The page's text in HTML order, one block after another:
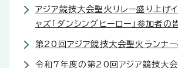
アジア競技大会聖火リレー盛り上げ
ャズ「ダンシングヒーロー」参加者の
第20回アジア競技大会聖火ランナ
令和7年度の第20回アジア競技大会